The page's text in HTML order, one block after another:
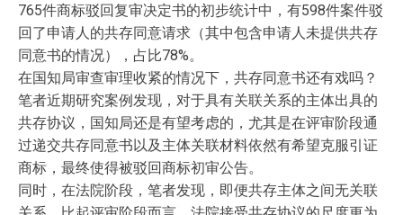
765件商标驳回复审决定书的初步统计中，有598件案件驳
回了申请人的共存同意请求（其中包含申请人未提供共存
同意书的情况），占比78%。
在国知局审查审理收紧的情况下，共存同意书还有戏吗？
笔者近期研究案例发现，对于具有关联关系的主体出具的
共存协议，国知局还是有望考虑的，尤其是在评审阶段通
过递交共存同意书以及主体关联材料依然有希望克服引证
商标，最终使得被驳回商标初审公告。
同时，在法院阶段，笔者发现，即便共存主体之间无关联